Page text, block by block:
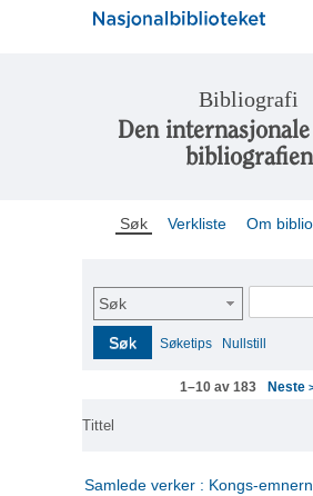
Bibliografi
Den
bibliografien
Søk Verkliste Om
Søk
Søk Søketips Nullstill
1–10 av 183 Neste
Tittel
Samlede verker : Kongs-